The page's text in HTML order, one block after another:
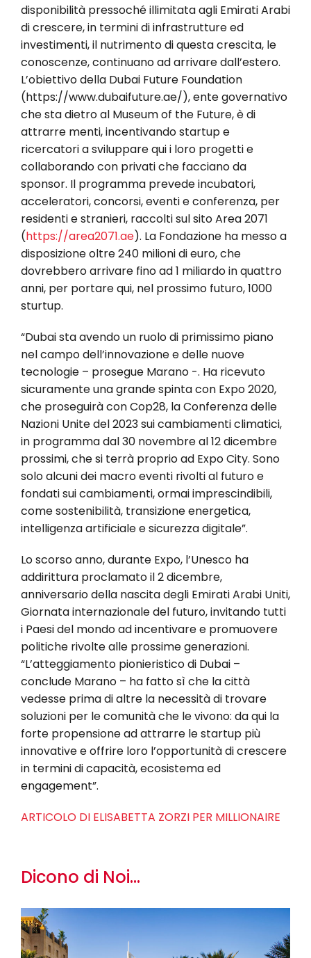
disponibilità pressoché illimitata agli Emirati Arabi
di crescere, in termini di infrastrutture ed
investimenti, il nutrimento di questa crescita, le
conoscenze, continuano ad arrivare dall’estero.
L’obiettivo della Dubai Future Foundation
(https://www.dubaifuture.ae/), ente governativo
che sta dietro al Museum of the Future, è di
attrarre menti, incentivando startup e
ricercatori a sviluppare qui i loro progetti e
collaborando con privati che facciano da
sponsor. Il programma prevede incubatori,
acceleratori, concorsi, eventi e conferenza, per
residenti e stranieri, raccolti sul sito Area 2071
(https://area2071.ae). La Fondazione ha messo a
disposizione oltre 240 milioni di euro, che
dovrebbero arrivare fino ad 1 miliardo in quattro
anni, per portare qui, nel prossimo futuro, 1000
sturtup.
“Dubai sta avendo un ruolo di primissimo piano
nel campo dell’innovazione e delle nuove
tecnologie – prosegue Marano -. Ha ricevuto
sicuramente una grande spinta con Expo 2020,
che proseguirà con Cop28, la Conferenza delle
Nazioni Unite del 2023 sui cambiamenti climatici,
in programma dal 30 novembre al 12 dicembre
prossimi, che si terrà proprio ad Expo City. Sono
solo alcuni dei macro eventi rivolti al futuro e
fondati sui cambiamenti, ormai imprescindibili,
come sostenibilità, transizione energetica,
intelligenza artificiale e sicurezza digitale”.
Lo scorso anno, durante Expo, l’Unesco ha
addirittura proclamato il 2 dicembre,
anniversario della nascita degli Emirati Arabi Uniti,
Giornata internazionale del futuro, invitando tutti
i Paesi del mondo ad incentivare e promuovere
politiche rivolte alle prossime generazioni.
“L’atteggiamento pionieristico di Dubai –
conclude Marano – ha fatto sì che la città
vedesse prima di altre la necessità di trovare
soluzioni per le comunità che le vivono: da qui la
forte propensione ad attrarre le startup più
innovative e offrire loro l’opportunità di crescere
in termini di capacità, ecosistema ed
engagement”.
ARTICOLO DI ELISABETTA ZORZI PER MILLIONAIRE
Dicono di Noi...